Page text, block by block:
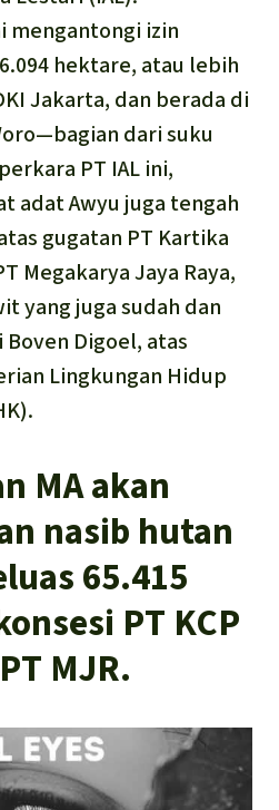
mengantongi izin
hektare, atau lebih
Jakarta, dan berada di
dari suku
PT IAL ini,
adat Awyu juga tengah
gugatan PT Kartika
Megakarya Jaya Raya,
yang juga sudah dan
Digoel, atas
Lingkungan Hidup
MA akan
nasib hutan
65.415
PT KCP
MJR.